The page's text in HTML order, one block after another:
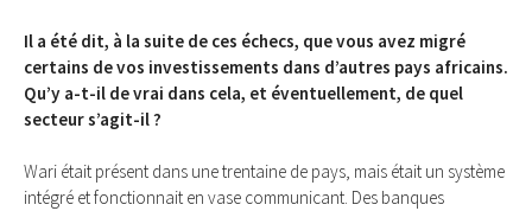
Il a été dit, à la suite de ces échecs, que vous avez migré
certains de vos investissements dans d’autres pays africains.
Qu’y a-t-il de vrai dans cela, et éventuellement, de quel
secteur s’agit-il ?
Wari était présent dans une trentaine de pays, mais était un système
intégré et fonctionnait en vase communicant. Des banques